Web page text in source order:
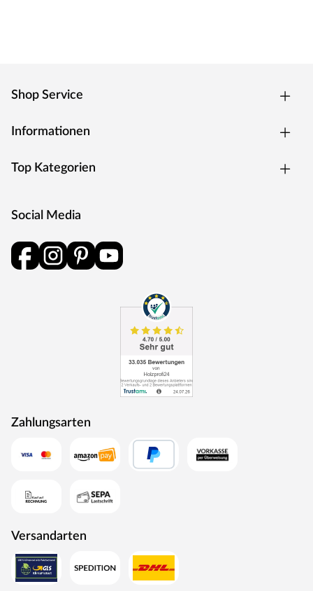
Shop Service
Informationen
Top Kategorien
Social Media
Zahlungsarten
Versandarten